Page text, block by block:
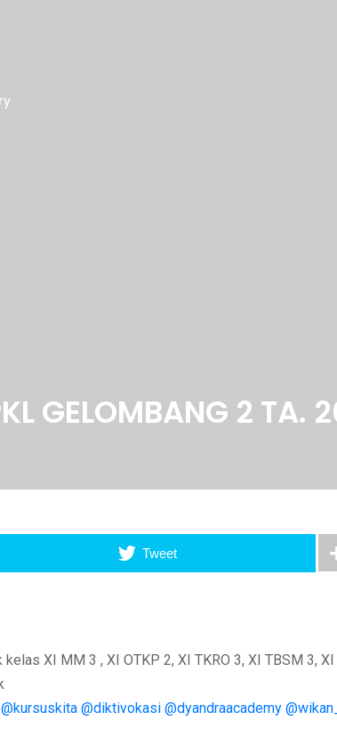
GELOMBANG 2 TA.
Tweet
XI MM 3 , XI OTKP 2, XI TKRO 3, XI TBSM 3, XI
@kursuskita @diktivokasi @dyandraacademy